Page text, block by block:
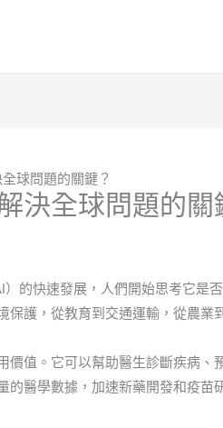
球問題的關鍵？
決全球問題的關
的快速發展，人們開始思考它是
保護，從教育到交通運輸，從農業
價值。它可以幫助醫生診斷疾病、
的醫學數據，加速新藥開發和疫苗